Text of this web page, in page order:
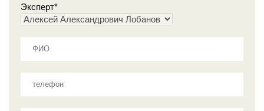
Эксперт*